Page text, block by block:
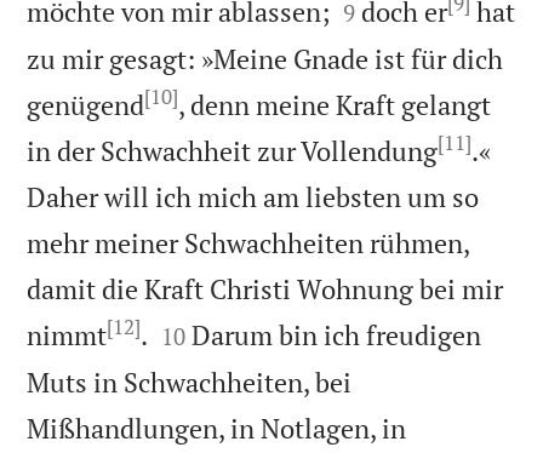
möchte von mir ablassen; 

9 doch er
hat
zu mir gesagt: »Meine Gnade ist für dich
genügend[10], denn meine Kraft gelangt
in der Schwachheit zur Vollendung[11].«
Daher will ich mich am liebsten um so
mehr meiner Schwachheiten rühmen,
damit die Kraft Christi Wohnung bei mir
nimmt[12]. 

10 Darum bin ich freudigen
Muts in Schwachheiten, bei
Mißhandlungen, in Notlagen, in